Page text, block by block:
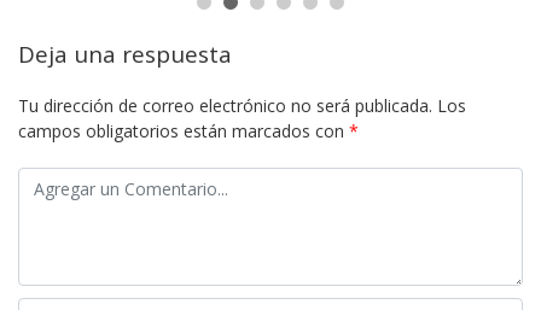
Deja una respuesta
Tu dirección de correo electrónico no será publicada. Los
campos obligatorios están marcados con *